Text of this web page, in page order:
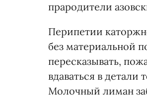
прародители
Перипетии
без материальной
пересказывать,
вдаваться в детали
Молочный лиман